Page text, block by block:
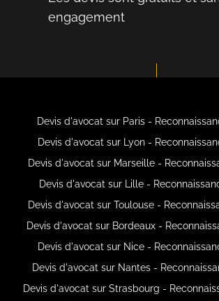
engagement
Devis d'avocat sur Paris -
Devis d'avocat sur Lyon -
Devis d'avocat sur Marseille -
Devis d'avocat sur Lille -
Devis d'avocat sur Toulouse -
Devis d'avocat sur Bordeaux -
Devis d'avocat sur Nice -
Devis d'avocat sur Nantes -
Devis d'avocat sur Strasbourg -